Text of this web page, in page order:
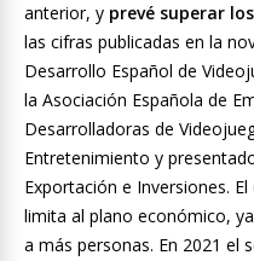
anterior, y prevé superar
las cifras publicadas en la
Desarrollo Español de
la Asociación Española de
Desarrolladoras de
Entretenimiento y
Exportación e Inversiones.
limita al plano económico,
a más personas. En 2021 el